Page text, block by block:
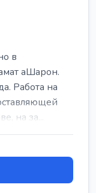
в
аШарон.
Работа на
на за...